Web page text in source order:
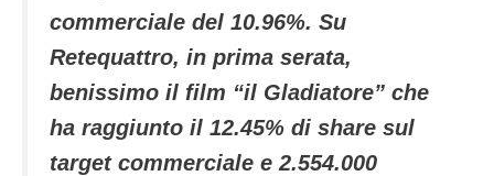
commerciale del 10.96%. Su
Retequattro, in prima serata,
benissimo il film “il Gladiatore” che
ha raggiunto il 12.45% di share sul
target commerciale e 2.554.000